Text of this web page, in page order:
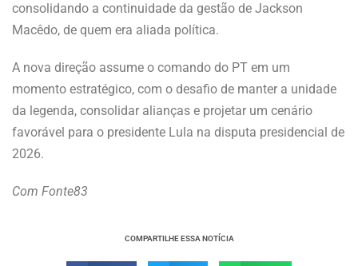
consolidando a continuidade da gestão de Jackson
Macêdo, de quem era aliada política.
A nova direção assume o comando do PT em um
momento estratégico, com o desafio de manter a unidade
da legenda, consolidar alianças e projetar um cenário
favorável para o presidente Lula na disputa presidencial de
2026.
Com Fonte83
COMPARTILHE ESSA NOTÍCIA